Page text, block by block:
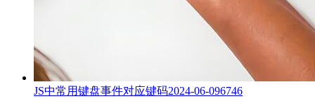
JS中常用键盘事件对应键码2024-06-096746